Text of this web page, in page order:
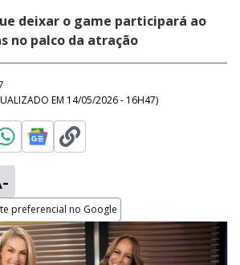
deixar o game participará ao
no palco da atração
EM 14/05/2026 - 16H47)
preferencial no Google